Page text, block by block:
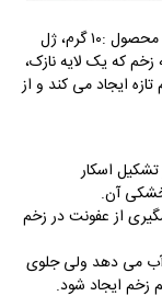
:۱۰گرم، ژل
زخم که یک لایه نازک،
ایجاد می کند و از
اسکار
آن.
از عفونت در زخم
آب می دهد ولی جلوی
زخم ایجاد شود.